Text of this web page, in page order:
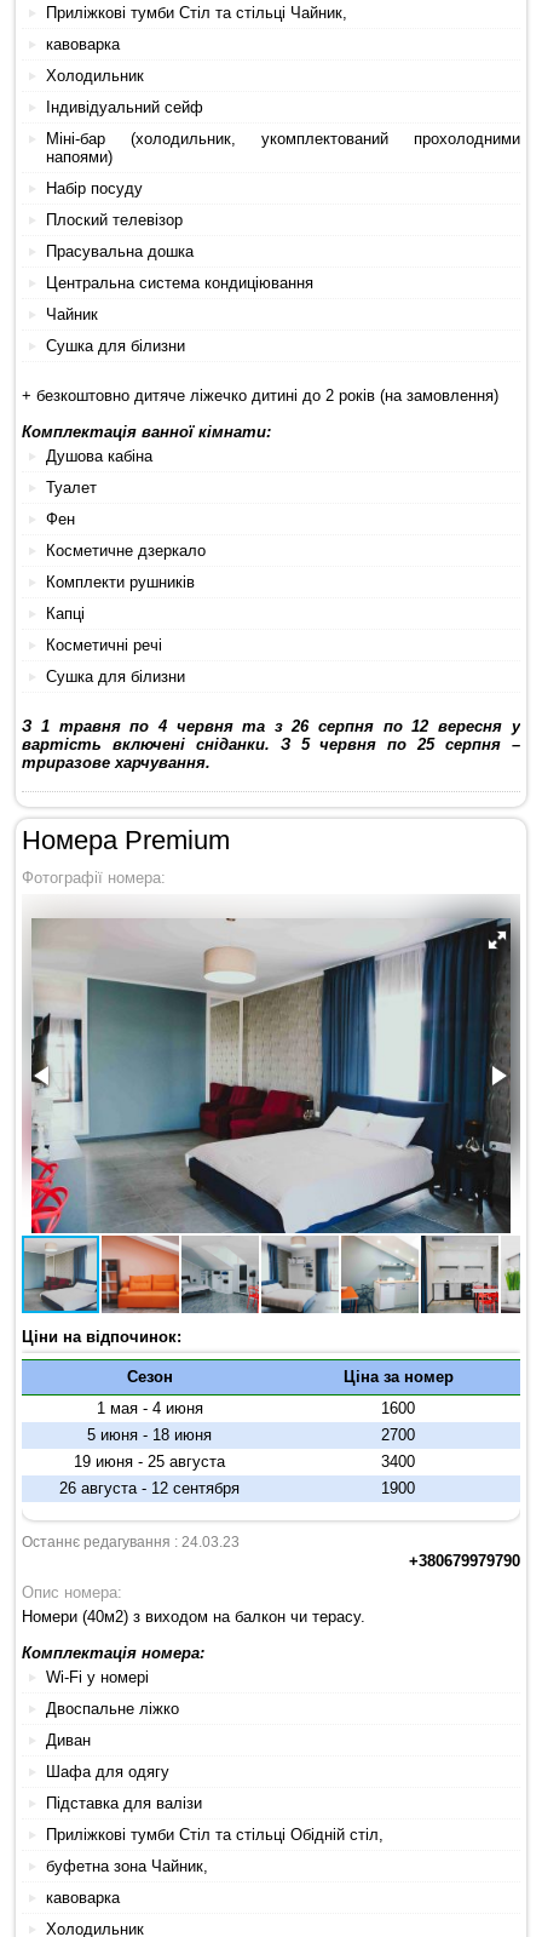
Приліжкові тумби Стіл та стільці Чайник,
кавоварка
Холодильник
Індивідуальний сейф
Міні-бар (холодильник, укомплектований прохолодними
напоями)
Набір посуду
Плоский телевізор
Прасувальна дошка
Центральна система кондиціювання
Чайник
Сушка для білизни
+ безкоштовно дитяче ліжечко дитині до 2 років (на замовлення)
Комплектація ванної кімнати:
Душова кабіна
Туалет
Фен
Косметичне дзеркало
Комплекти рушників
Капці
Косметичні речі
Сушка для білизни
З 1 травня по 4 червня та з 26 серпня по 12 вересня у
вартість включені сніданки. З 5 червня по 25 серпня –
триразове харчування.
Номера Premium
Фотографії номера:
Ціни на відпочинок:
Сезон
Ціна за номер
1 мая - 4 июня
1600
5 июня - 18 июня
2700
19 июня - 25 августа
3400
26 августа - 12 сентября
1900
Останнє редагування : 24.03.23
+380679979790
Опис номера:
Номери (40м2) з виходом на балкон чи терасу.
Комплектація номера:
Wi-Fi у номері
Двоспальне ліжко
Диван
Шафа для одягу
Підставка для валізи
Приліжкові тумби Стіл та стільці Обідній стіл,
буфетна зона Чайник,
кавоварка
Холодильник